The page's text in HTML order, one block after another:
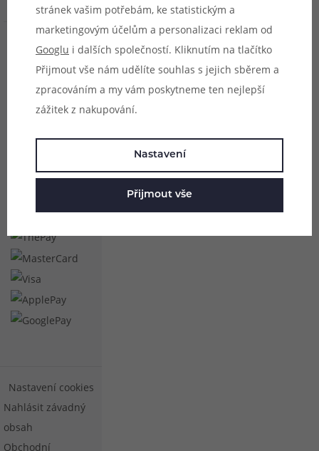
Zasílat novinky a
slevy na e-mail
Odeslat
Nastavení cookies
Nahlásit závadný
obsah
Obchodní
stránek vašim potřebám, ke statistickým a
marketingovým účelům a personalizaci reklam od
Googlu i dalších společností. Kliknutím na tlačítko
Přijmout vše nám udělíte souhlas s jejich sběrem a
zpracováním a my vám poskytneme ten nejlepší
zážitek z nakupování.
Nastavení
Přijmout vše